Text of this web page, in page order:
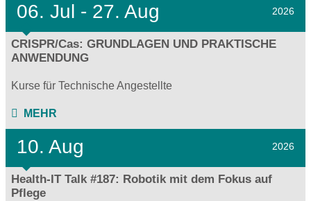
06. Jul - 27. Aug 2026
CRISPR/Cas: GRUNDLAGEN UND PRAKTISCHE
ANWENDUNG
Kurse für Technische Angestellte
MEHR
10. Aug 2026
Health-IT Talk #187: Robotik mit dem Fokus auf
Pflege